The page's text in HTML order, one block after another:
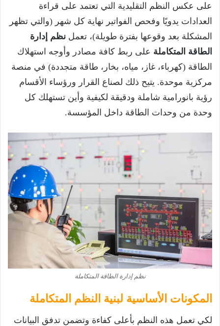
على عكس النظم التقليدية التي تعتمد على قراءة
العدادات يدويًا وفحص الفواتير نهاية كل شهر (والتي تظهر
المشكلة بعد وقوعها بفترة طويلة)، تعمل نظم إدارة
الطاقة المتكاملة على ربط كافة مصادر وأوجه استهلاك
الطاقة (كهرباء، غاز، مياه، بخار، طاقة متجددة) في منصة
مركزية موحدة. يتيح ذلك لصناع القرار ورؤساء الأقسام
رؤية بانورامية شاملة ودقيقة لكيفية وأين تستهلك كل
وحدة من وحدات الطاقة داخل المؤسسة.
نظم إدارة الطاقة المتكاملة
المكونات الأساسية لبنية النظم المتكاملة
لكي تعمل هذه النظم بأعلى كفاءة وتضمن تدفق البيانات